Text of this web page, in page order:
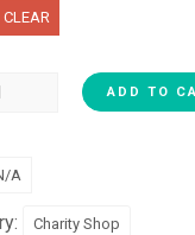
CLEAR
ADD TO
A
Charity Shop